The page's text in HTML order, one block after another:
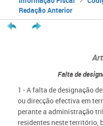
Redação Anterior
Falta de
1 - A falta de designação
ou direcção efectiva em
perante a administração
residentes neste território,